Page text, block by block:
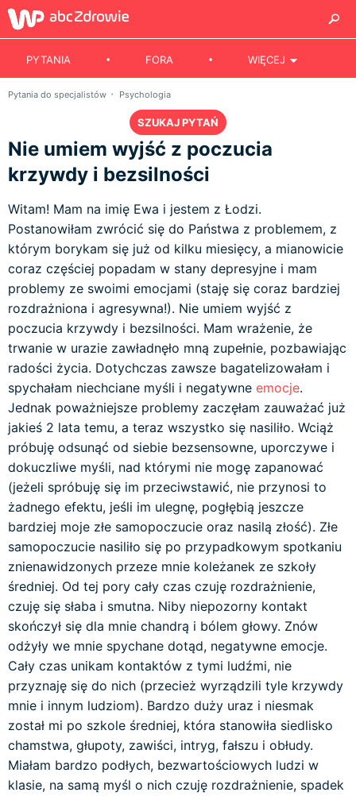
PYTANIA FORA WIĘCEJ
Pytania do specjalistów Psychologia
SZUKAJ PYTAŃ
Nie umiem wyjść z poczucia
krzywdy i bezsilności
Witam! Mam na imię Ewa i jestem z Łodzi.
Postanowiłam zwrócić się do Państwa z problemem, z
którym borykam się już od kilku miesięcy, a mianowicie
coraz częściej popadam w stany depresyjne i mam
problemy ze swoimi emocjami (staję się coraz bardziej
rozdrażniona i agresywna!). Nie umiem wyjść z
poczucia krzywdy i bezsilności. Mam wrażenie, że
trwanie w urazie zawładnęło mną zupełnie, pozbawiając
radości życia. Dotychczas zawsze bagatelizowałam i
spychałam niechciane myśli i negatywne emocje.
Jednak poważniejsze problemy zaczęłam zauważać już
jakieś 2 lata temu, a teraz wszystko się nasiliło. Wciąż
próbuję odsunąć od siebie bezsensowne, uporczywe i
dokuczliwe myśli, nad którymi nie mogę zapanować
(jeżeli spróbuję się im przeciwstawić, nie przynosi to
żadnego efektu, jeśli im ulegnę, pogłębią jeszcze
bardziej moje złe samopoczucie oraz nasilą złość). Złe
samopoczucie nasiliło się po przypadkowym spotkaniu
znienawidzonych przeze mnie koleżanek ze szkoły
średniej. Od tej pory cały czas czuję rozdrażnienie,
czuję się słaba i smutna. Niby niepozorny kontakt
skończył się dla mnie chandrą i bólem głowy. Znów
odżyły we mnie spychane dotąd, negatywne emocje.
Cały czas unikam kontaktów z tymi ludźmi, nie
przyznaję się do nich (przecież wyrządzili tyle krzywdy
mnie i innym ludziom). Bardzo duży uraz i niesmak
został mi po szkole średniej, która stanowiła siedlisko
chamstwa, głupoty, zawiści, intryg, fałszu i obłudy.
Miałam bardzo podłych, bezwartościowych ludzi w
klasie, na samą myśl o nich czuję rozdrażnienie, spadek